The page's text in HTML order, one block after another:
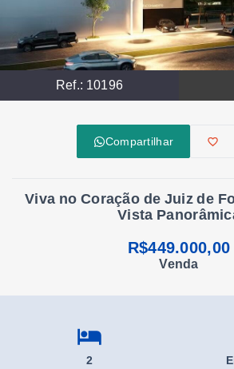
Ref.: 10196
Compartilhar
Viva no Coração de Juiz de
Vista
R$449.000,00
Venda
2